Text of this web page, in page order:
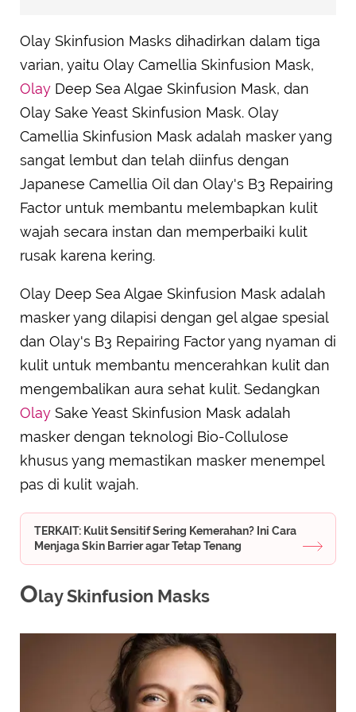
Olay Skinfusion Masks dihadirkan dalam tiga
varian, yaitu Olay Camellia Skinfusion Mask,
Olay Deep Sea Algae Skinfusion Mask, dan
Olay Sake Yeast Skinfusion Mask. Olay
Camellia Skinfusion Mask adalah masker yang
sangat lembut dan telah diinfus dengan
Japanese Camellia Oil dan Olay's B3 Repairing
Factor untuk membantu melembapkan kulit
wajah secara instan dan memperbaiki kulit
rusak karena kering.
Olay Deep Sea Algae Skinfusion Mask adalah
masker yang dilapisi dengan gel algae spesial
dan Olay's B3 Repairing Factor yang nyaman di
kulit untuk membantu mencerahkan kulit dan
mengembalikan aura sehat kulit. Sedangkan
Olay Sake Yeast Skinfusion Mask adalah
masker dengan teknologi Bio-Collulose
khusus yang memastikan masker menempel
pas di kulit wajah.
TERKAIT: Kulit Sensitif Sering Kemerahan? Ini Cara
Menjaga Skin Barrier agar Tetap Tenang
Olay Skinfusion Masks